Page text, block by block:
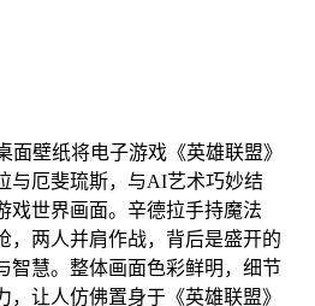
面壁纸将电子游戏《英雄联盟》
厄斐琉斯，与AI艺术巧妙结
戏世界画面。辛德拉手持魔法
，两人并肩作战，背后是盛开的
智慧。整体画面色彩鲜明，细节
让人仿佛置身于《英雄联盟》